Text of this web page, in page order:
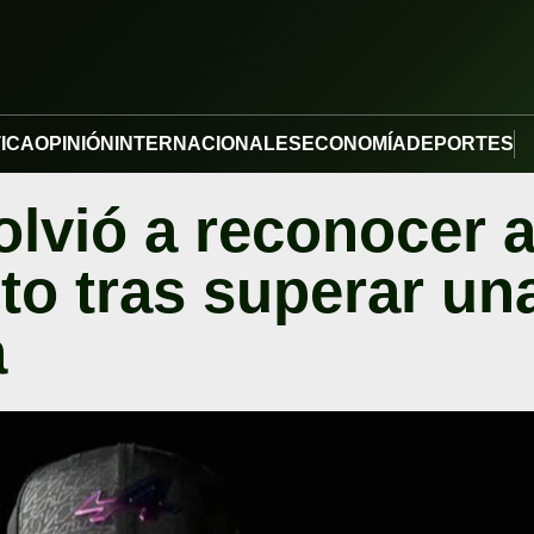
OPINIÓN INTERNACIONALES ECONOMÍA DEPORTES
a reconocer
tras superar